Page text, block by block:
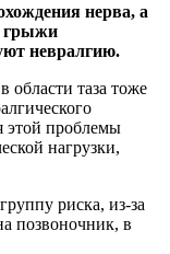
нерва, а
грыжи
невралгию.
области таза тоже
этой проблемы
нагрузки,
риска, из-за
позвоночник, в